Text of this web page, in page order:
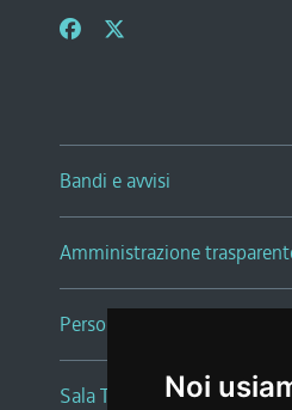
Noi
Bandi e avvisi
Amministrazione
Persone e Uffici
Sala Tiziano Tessitori